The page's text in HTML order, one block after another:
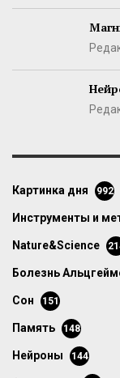
картинка дня 992
инструменты и
Nature&Science
болезнь
сон 151
память 148
нейроны 144